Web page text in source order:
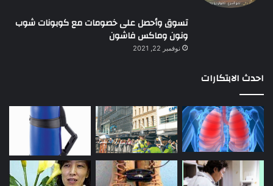
تسوق وأحصل على خصومات مع كوبونات شوب
ونون وماكس فاشون
نوفمبر 22, 2021
احدث الابتكارات